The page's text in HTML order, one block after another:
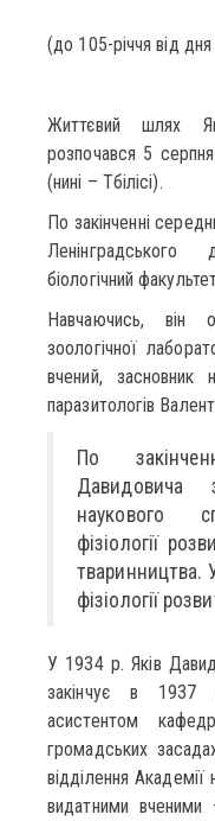
(до 105-річчя від
Життєвий шлях
розпочався 5
(нині – Тбілісі).
По закінченні
Ленінградського
біологічний
Навчаючись, він
зоологічної
вчений, засновник
паразитологів
По
Давидовича
наукового
фізіології
тваринництва.
фізіології
У 1934 р. Яків
закінчує в 1937
асистентом
громадських
відділення
видатними